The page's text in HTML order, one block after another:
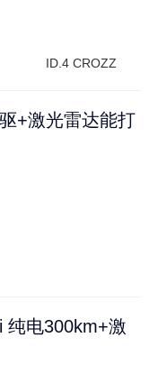
ID.4 CROZZ
+激光雷达能打
纯电300km+激